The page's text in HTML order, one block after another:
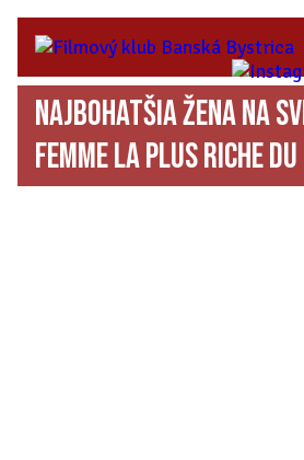
Najbohatšia žena na
Femme la plus riche du